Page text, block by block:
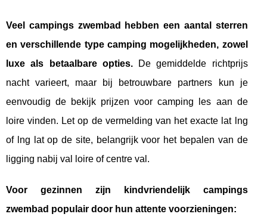
Veel campings zwembad hebben een aantal sterren
en verschillende type camping mogelijkheden, zowel
luxe als betaalbare opties.De gemiddelde richtprijs
nacht varieert, maar bij betrouwbare partners kun je
eenvoudig de bekijk prijzen voor camping les aan de
loire vinden. Let op de vermelding van het exacte lat lng
of lng lat op de site, belangrijk voor het bepalen van de
ligging nabij val loire of centre val.
Voor gezinnen zijn kindvriendelijk campings
zwembad populair door hun attente voorzieningen: